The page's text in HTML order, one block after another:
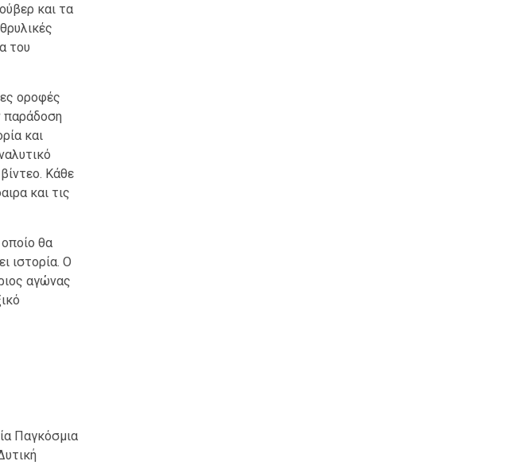
και τα
του
οροφές
παράδοση
και
Κάθε
και τις
θα
ιστορία. Ο
αγώνας
Παγκόσμια